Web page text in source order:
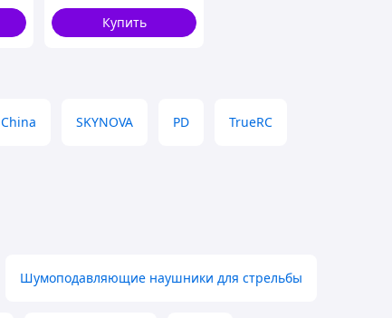
Купить
China SKYNOVA PD TrueRC
Шумоподавляющие наушники для стрельбы